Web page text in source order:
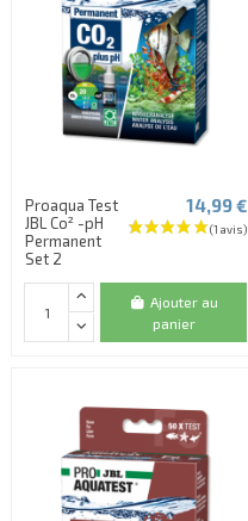
Proaqua Test
JBL Co² -pH
Permanent
Set 2
14,99 €
Ajouter au
panier